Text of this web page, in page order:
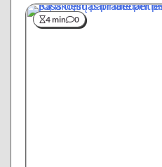
4 min 0